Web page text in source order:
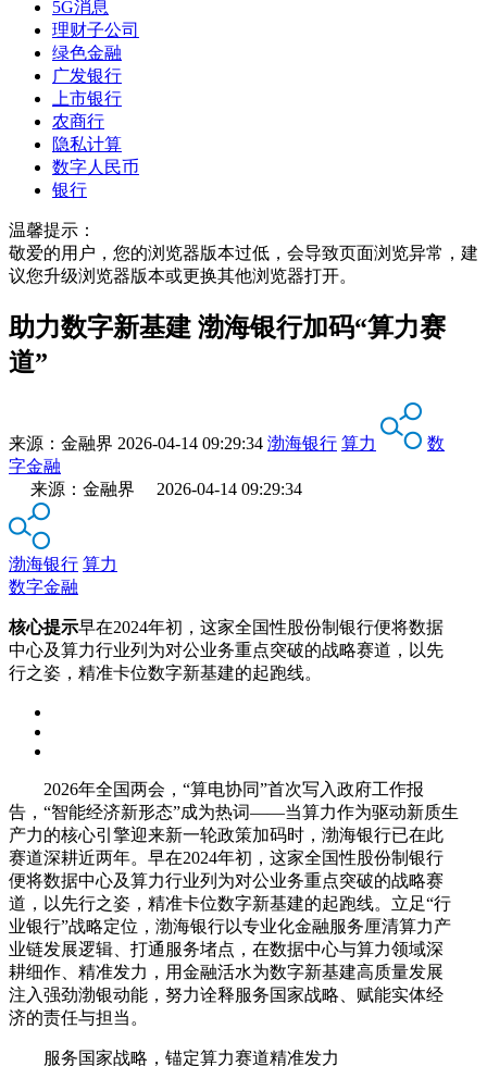
5G消息
理财子公司
绿色金融
广发银行
上市银行
农商行
隐私计算
数字人民币
银行
温馨提示：
敬爱的用户，您的浏览器版本过低，会导致页面浏览异常，建
议您升级浏览器版本或更换其他浏览器打开。
助力数字新基建 渤海银行加码“算力赛
道”
来源： 金融界 2026-04-14 09:29:34 渤海银行 算力
数
字金融
来源：金融界 2026-04-14 09:29:34
渤海银行 算力
数字金融
核心提示早在2024年初，这家全国性股份制银行便将数据
中心及算力行业列为对公业务重点突破的战略赛道，以先
行之姿，精准卡位数字新基建的起跑线。
2026年全国两会，“算电协同”首次写入政府工作报
告，“智能经济新形态”成为热词——当算力作为驱动新质生
产力的核心引擎迎来新一轮政策加码时，渤海银行已在此
赛道深耕近两年。早在2024年初，这家全国性股份制银行
便将数据中心及算力行业列为对公业务重点突破的战略赛
道，以先行之姿，精准卡位数字新基建的起跑线。立足“行
业银行”战略定位，渤海银行以专业化金融服务厘清算力产
业链发展逻辑、打通服务堵点，在数据中心与算力领域深
耕细作、精准发力，用金融活水为数字新基建高质量发展
注入强劲渤银动能，努力诠释服务国家战略、赋能实体经
济的责任与担当。
服务国家战略，锚定算力赛道精准发力